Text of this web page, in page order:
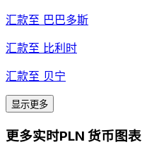
汇款至 巴巴多斯
汇款至 比利时
汇款至 贝宁
显示更多
更多实时PLN 货币图表